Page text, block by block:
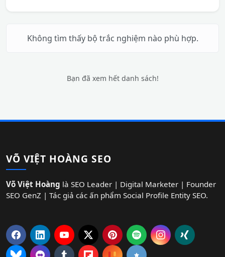
Không tìm thấy bộ trắc nghiệm nào phù hợp.
Bạn đã xem hết danh sách!
VÕ VIỆT HOÀNG SEO
Võ Việt Hoàng là SEO Leader | Digital Marketer | Founder
SEO GenZ | Tác giả các ấn phẩm Social Profile Entity SEO.